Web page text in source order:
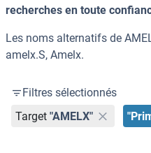
recherches en toute
Les noms alternatifs de
amelx.S, Amelx.
Filtres sélectionnés
Target "AMELX"